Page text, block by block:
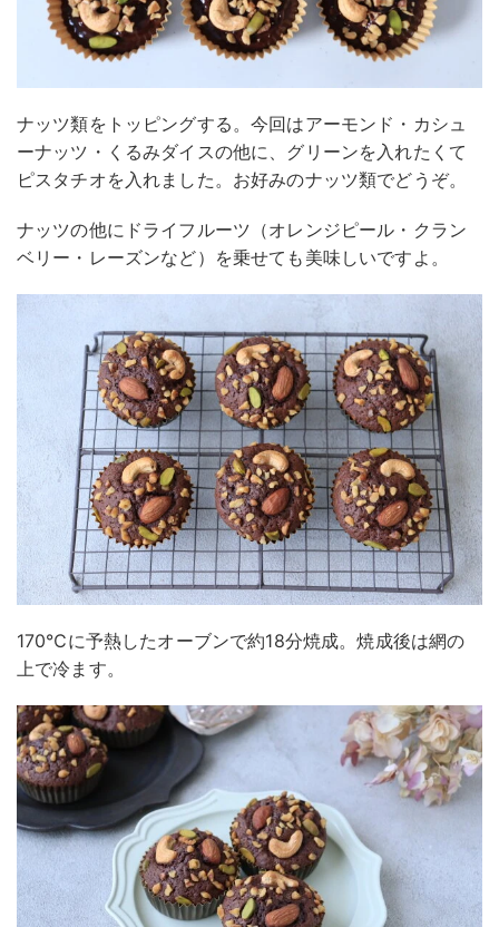
ナッツ類をトッピングする。今回はアーモンド・カシュ
ーナッツ・くるみダイスの他に、グリーンを入れたくて
ピスタチオを入れました。お好みのナッツ類でどうぞ。
ナッツの他にドライフルーツ（オレンジピール・クラン
ベリー・レーズンなど）を乗せても美味しいですよ。
170℃に予熱したオーブンで約18分焼成。焼成後は網の
上で冷ます。